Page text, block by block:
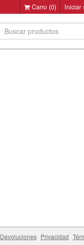
Carro (0) Iniciar
Devoluciones Privacidad